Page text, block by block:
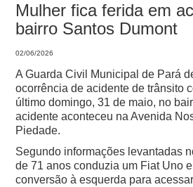
Mulher fica ferida em
bairro Santos Dumont
02/06/2026
A Guarda Civil Municipal de Pará
ocorrência de acidente de trânsito
último domingo, 31 de maio, no
acidente aconteceu na Avenida
Piedade.
Segundo informações levantadas
de 71 anos conduzia um Fiat Uno
conversão à esquerda para